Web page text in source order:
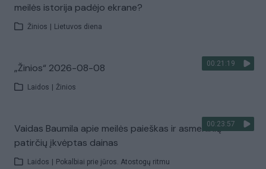
meilės istorija padėjo ekrane?
Žinios Lietuvos diena
00:21:19
„Žinios“ 2026-08-08
Laidos Žinios
00:23:57
Vaidas Baumila apie meilės paieškas ir asmeninių
patirčių įkvėptas dainas
Laidos Pokalbiai prie jūros. Atostogų ritmu